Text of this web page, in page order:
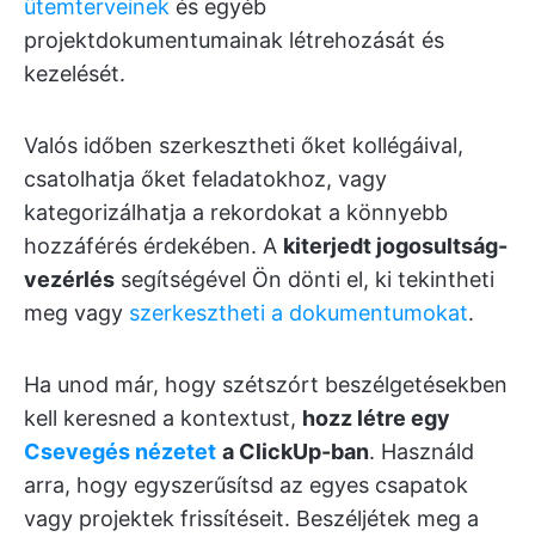
ütemterveinek és egyéb
projektdokumentumainak létrehozását és
kezelését.
Valós időben szerkesztheti őket kollégáival,
csatolhatja őket feladatokhoz, vagy
kategorizálhatja a rekordokat a könnyebb
hozzáférés érdekében. A kiterjedt jogosultság-
vezérlés segítségével Ön dönti el, ki tekintheti
meg vagy szerkesztheti a dokumentumokat.
Ha unod már, hogy szétszórt beszélgetésekben
kell keresned a kontextust, hozz létre egy
Csevegés nézetet a ClickUp-ban. Használd
arra, hogy egyszerűsítsd az egyes csapatok
vagy projektek frissítéseit. Beszéljétek meg a